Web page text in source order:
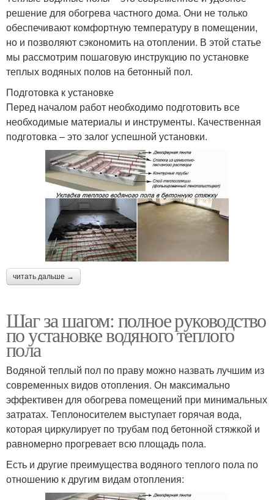
решение для обогрева частного дома. Они не только
обеспечивают комфортную температуру в помещении,
но и позволяют сэкономить на отоплении. В этой статье
мы рассмотрим пошаговую инструкцию по установке
теплых водяных полов на бетонный пол.
Подготовка к установке
Перед началом работ необходимо подготовить все
необходимые материалы и инструменты. Качественная
подготовка – это залог успешной установки.
читать дальше →
Шаг за шагом: полное руководство
по установке водяного теплого
пола
Водяной теплый пол по праву можно назвать лучшим из
современных видов отопления. Он максимально
эффективен для обогрева помещений при минимальных
затратах. Теплоносителем выступает горячая вода,
которая циркулирует по трубам под бетонной стяжкой и
равномерно прогревает всю площадь пола.
Есть и другие преимущества водяного теплого пола по
отношению к другим видам отопления: